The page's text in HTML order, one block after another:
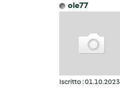
ole77
Iscritto : 01.10.2023